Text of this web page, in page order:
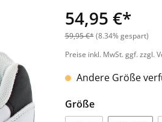
54,95 €*
59,95 €* (8.34% gespart)
Preise inkl. MwSt. ggf. zzgl.
Andere Größe
Größe